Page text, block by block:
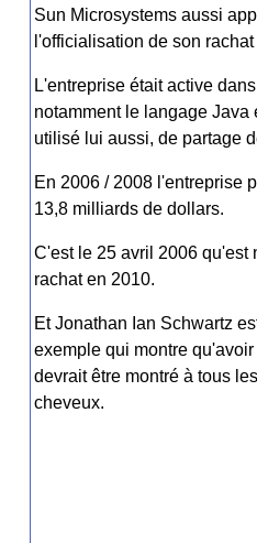
Sun Microsystems aussi
l'officialisation de son
L'entreprise était active
notamment le langage
utilisé lui aussi, de partage
En 2006 / 2008 l'entreprise
13,8 milliards de dollars.
C'est le 25 avril 2006 qu'est
rachat en 2010.
Et Jonathan Ian Schwartz
exemple qui montre
devrait être montré à tous
cheveux.